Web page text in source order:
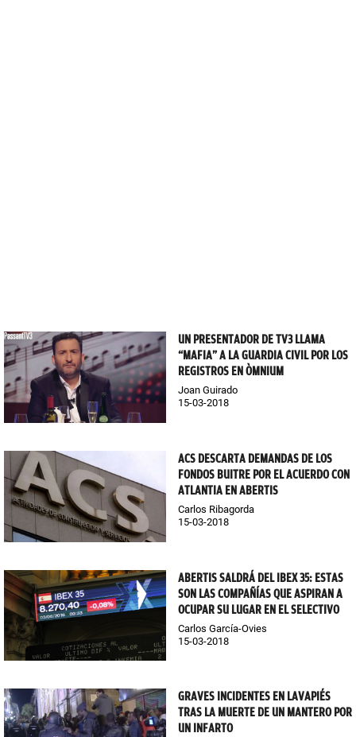
UN PRESENTADOR DE TV3 LLAMA
“MAFIA” A LA GUARDIA CIVIL POR LOS
REGISTROS EN ÒMNIUM
Joan Guirado
15-03-2018
ACS DESCARTA DEMANDAS DE LOS
FONDOS BUITRE POR EL ACUERDO CON
ATLANTIA EN ABERTIS
Carlos Ribagorda
15-03-2018
ABERTIS SALDRÁ DEL IBEX 35: ESTAS
SON LAS COMPAÑÍAS QUE ASPIRAN A
OCUPAR SU LUGAR EN EL SELECTIVO
Carlos García-Ovies
15-03-2018
GRAVES INCIDENTES EN LAVAPIÉS
TRAS LA MUERTE DE UN MANTERO POR
UN INFARTO